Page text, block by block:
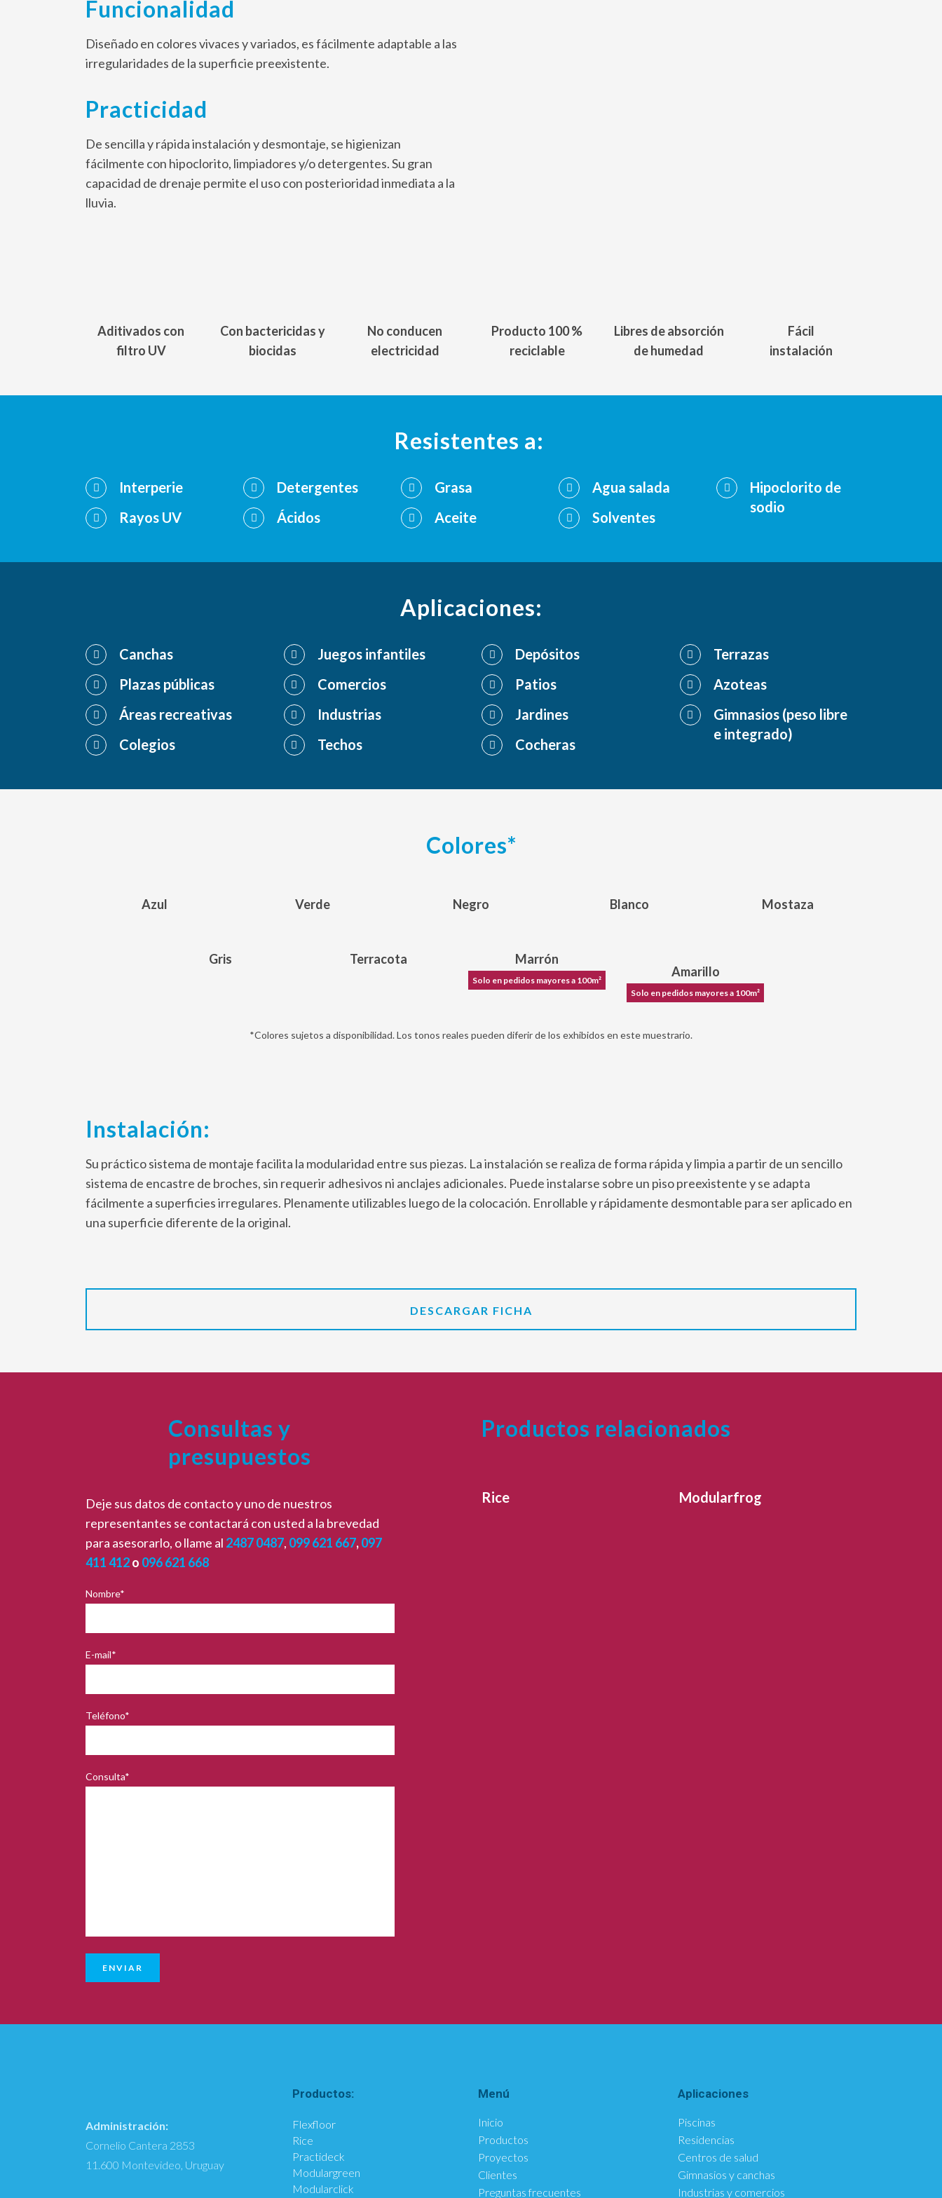
Funcionalidad
Diseñado en colores vivaces y variados, es fácilmente adaptable a las
irregularidades de la superficie preexistente.
Practicidad
De sencilla y rápida instalación y desmontaje, se higienizan
fácilmente con hipoclorito, limpiadores y/o detergentes. Su gran
capacidad de drenaje permite el uso con posterioridad inmediata a la
lluvia.
Aditivados con
filtro UV
Con bactericidas y
biocidas
No conducen
electricidad
Producto 100 %
reciclable
Libres de absorción
de humedad
Fácil
instalación
Resistentes a:
Interperie
Rayos UV
Detergentes
Ácidos
Grasa
Aceite
Agua salada
Solventes
Hipoclorito de
sodio
Aplicaciones:
Canchas
Plazas públicas
Áreas recreativas
Colegios
Juegos infantiles
Comercios
Industrias
Techos
Depósitos
Patios
Jardines
Cocheras
Terrazas
Azoteas
Gimnasios (peso libre
e integrado)
Colores*
Azul Verde Negro Blanco Mostaza
Gris Terracota Marrón
Solo en pedidos mayores a 100m²
Amarillo
Solo en pedidos mayores a 100m²
*Colores sujetos a disponibilidad. Los tonos reales pueden diferir de los exhibidos en este muestrario.
Instalación:
Su práctico sistema de montaje facilita la modularidad entre sus piezas. La instalación se realiza de forma rápida y limpia a partir de un sencillo
sistema de encastre de broches, sin requerir adhesivos ni anclajes adicionales. Puede instalarse sobre un piso preexistente y se adapta
fácilmente a superficies irregulares. Plenamente utilizables luego de la colocación. Enrollable y rápidamente desmontable para ser aplicado en
una superficie diferente de la original.
DESCARGAR FICHA
Consultas y
presupuestos
Deje sus datos de contacto y uno de nuestros
representantes se contactará con usted a la brevedad
para asesorarlo, o llame al 2487 0487, 099 621 667,097
411 412o 096 621 668
Nombre*
E-mail*
Teléfono*
Consulta*
Productos relacionados
Rice Modularfrog
Administración:
Cornelio Cantera 2853
11.600 Montevideo, Uruguay
Productos:
Flexfloor
Rice
Practideck
Modulargreen
Modularclick
Menú
Inicio
Productos
Proyectos
Clientes
Preguntas frecuentes
Aplicaciones
Piscinas
Residencias
Centros de salud
Gimnasios y canchas
Industrias y comercios